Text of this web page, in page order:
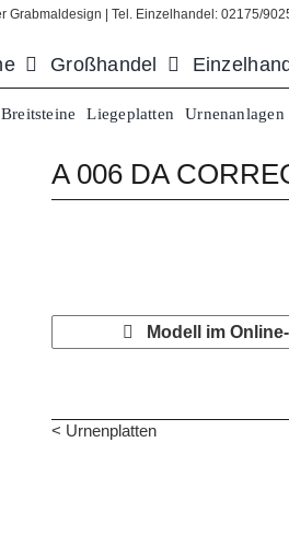
Grabmaldesign | Tel. Einzelhandel: 02175/
Großhandel
Breitsteine Liegeplatten Urnenanlagen
A 006 DA
Modell im
< Urnenplatten